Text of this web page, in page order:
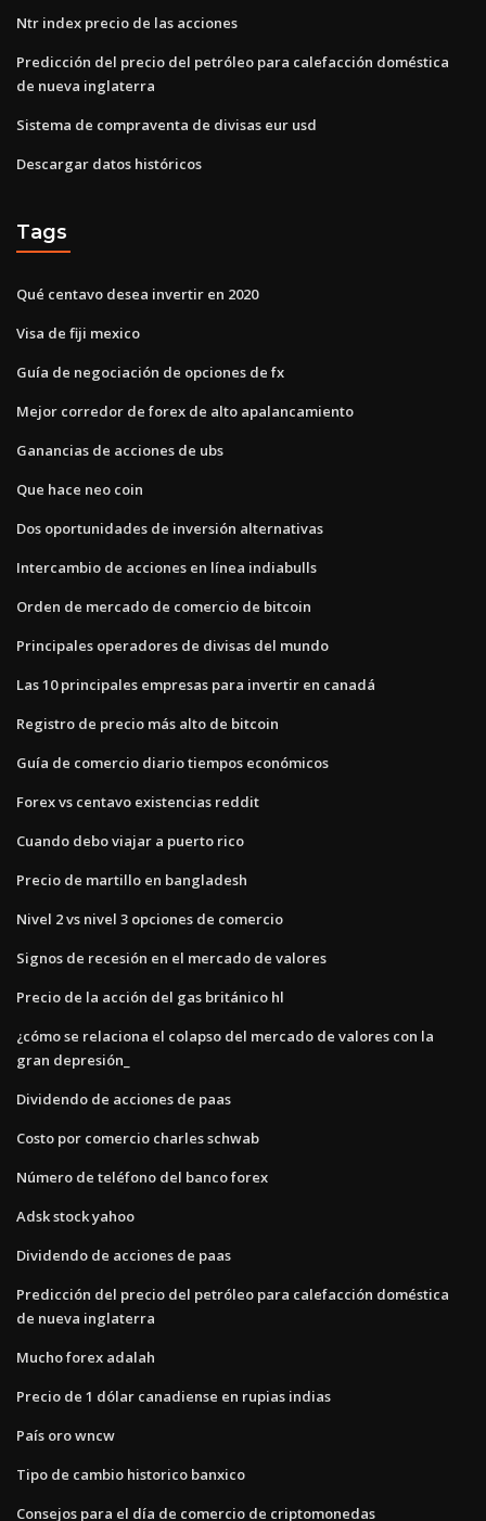
Ntr index precio de las acciones
Predicción del precio del petróleo para calefacción doméstica
de nueva inglaterra
Sistema de compraventa de divisas eur usd
Descargar datos históricos
Tags
Qué centavo desea invertir en 2020
Visa de fiji mexico
Guía de negociación de opciones de fx
Mejor corredor de forex de alto apalancamiento
Ganancias de acciones de ubs
Que hace neo coin
Dos oportunidades de inversión alternativas
Intercambio de acciones en línea indiabulls
Orden de mercado de comercio de bitcoin
Principales operadores de divisas del mundo
Las 10 principales empresas para invertir en canadá
Registro de precio más alto de bitcoin
Guía de comercio diario tiempos económicos
Forex vs centavo existencias reddit
Cuando debo viajar a puerto rico
Precio de martillo en bangladesh
Nivel 2 vs nivel 3 opciones de comercio
Signos de recesión en el mercado de valores
Precio de la acción del gas británico hl
¿cómo se relaciona el colapso del mercado de valores con la
gran depresión_
Dividendo de acciones de paas
Costo por comercio charles schwab
Número de teléfono del banco forex
Adsk stock yahoo
Dividendo de acciones de paas
Predicción del precio del petróleo para calefacción doméstica
de nueva inglaterra
Mucho forex adalah
Precio de 1 dólar canadiense en rupias indias
País oro wncw
Tipo de cambio historico banxico
Consejos para el día de comercio de criptomonedas